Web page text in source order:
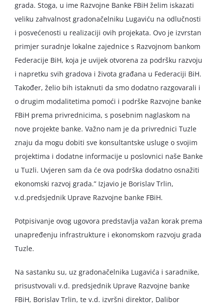
grada. Stoga, u ime Razvojne Banke FBiH želim iskazati
veliku zahvalnost gradonačelniku Lugaviću na odlučnosti
i posvećenosti u realizaciji ovih projekata. Ovo je izvrstan
primjer suradnje lokalne zajednice s Razvojnom bankom
Federacije BiH, koja je uvijek otvorena za podršku razvoju
i napretku svih gradova i života građana u Federaciji BiH.
Također, želio bih istaknuti da smo dodatno razgovarali i
o drugim modalitetima pomoći i podrške Razvojne banke
FBiH prema privrednicima, s posebnim naglaskom na
nove projekte banke. Važno nam je da privrednici Tuzle
znaju da mogu dobiti sve konsultantske usluge o svojim
projektima i dodatne informacije u poslovnici naše Banke
u Tuzli. Uvjeren sam da će ova podrška dodatno osnažiti
ekonomski razvoj grada.” Izjavio je Borislav Trlin,
v.d.predsjednik Uprave Razvojne banke FBiH.
Potpisivanje ovog ugovora predstavlja važan korak prema
unapređenju infrastrukture i ekonomskom razvoju grada
Tuzle.
Na sastanku su, uz gradonačelnika Lugavića i saradnike,
prisustvovali v.d. predsjednik Uprave Razvojne banke
FBiH, Borislav Trlin, te v.d. izvršni direktor, Dalibor